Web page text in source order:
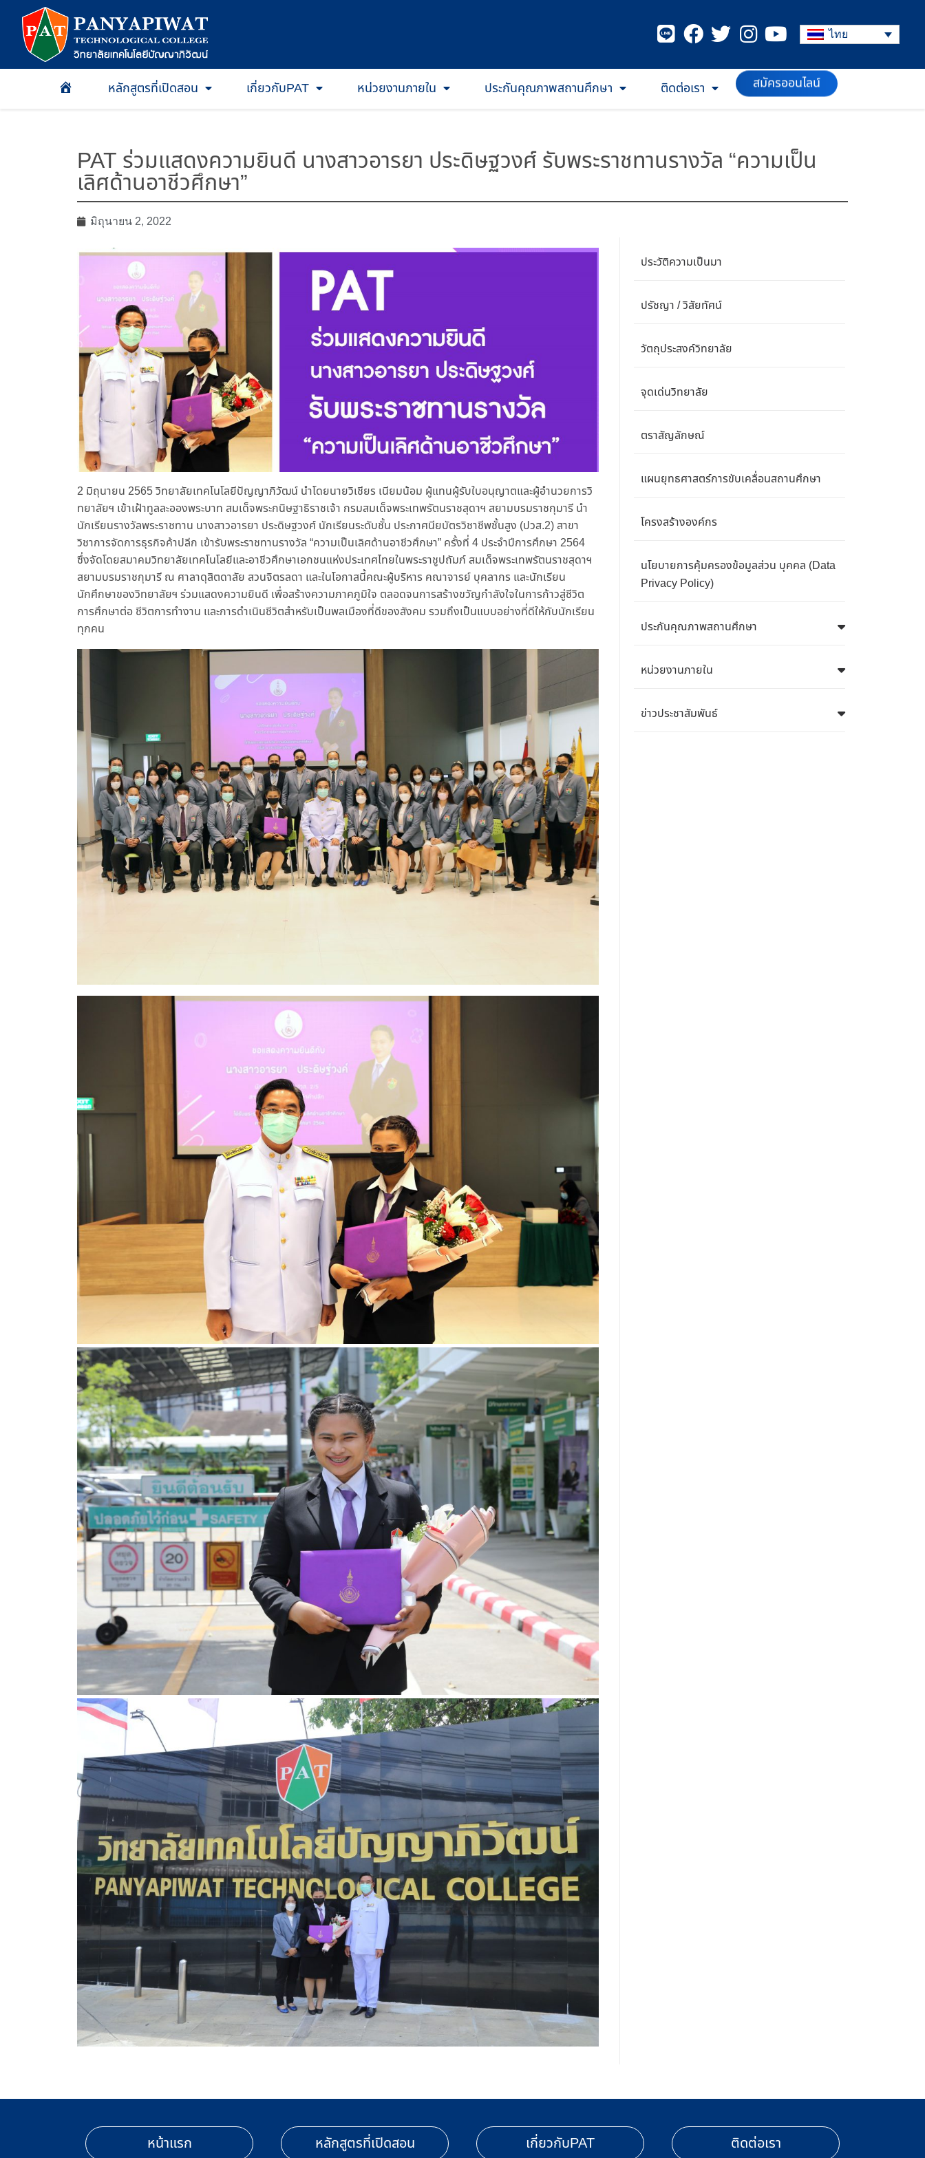
ไทย
หน้าเเรก
หลักสูตรที่เปิดสอน เกี่ยวกับPAT หน่วยงานภายใน ประกันคุณภาพสถานศึกษา ติดต่อเรา
สมัครออนไลน์
PAT ร่วมแสดงความยินดี นางสาวอารยา ประดิษฐวงศ์ รับพระราชทานรางวัล “ความเป็น
เลิศด้านอาชีวศึกษา”
มิถุนายน 2, 2022
2 มิถุนายน 2565 วิทยาลัยเทคโนโลยีปัญญาภิวัฒน์ นำโดยนายวิเชียร เนียมน้อม ผู้แทนผู้รับใบอนุญาตและผู้อำนวยการวิ
ทยาลัยฯ เข้าเฝ้าทูลละอองพระบาท สมเด็จพระกนิษฐาธิราชเจ้า กรมสมเด็จพระเทพรัตนราชสุดาฯ สยามบรมราชกุมารี นำ
นักเรียนรางวัลพระราชทาน นางสาวอารยา ประดิษฐวงศ์ นักเรียนระดับชั้น ประกาศนียบัตรวิชาชีพชั้นสูง (ปวส.2) สาขา
วิชาการจัดการธุรกิจค้าปลีก เข้ารับพระราชทานรางวัล “ความเป็นเลิศด้านอาชีวศึกษา” ครั้งที่ 4 ประจำปีการศึกษา 2564
ซึ่งจัดโดยสมาคมวิทยาลัยเทคโนโลยีและอาชีวศึกษาเอกชนแห่งประเทศไทยในพระราชูปถัมภ์ สมเด็จพระเทพรัตนราชสุดาฯ
สยามบรมราชกุมารี ณ ศาลาดุสิตดาลัย สวนจิตรลดา และในโอกาสนี้คณะผู้บริหาร คณาจารย์ บุคลากร และนักเรียน
นักศึกษาของวิทยาลัยฯ ร่วมแสดงความยินดี เพื่อสร้างความภาคภูมิใจ ตลอดจนการสร้างขวัญกำลังใจในการก้าวสู่ชีวิต
การศึกษาต่อ ชีวิตการทำงาน และการดำเนินชีวิตสำหรับเป็นพลเมืองที่ดีของสังคม รวมถึงเป็นแบบอย่างที่ดีให้กับนักเรียน
ทุกคน
ประวัติความเป็นมา
ปรัชญา / วิสัยทัศน์
วัตถุประสงค์วิทยาลัย
จุดเด่นวิทยาลัย
ตราสัญลักษณ์
แผนยุทธศาสตร์การขับเคลื่อนสถานศึกษา
โครงสร้างองค์กร
นโยบายการคุ้มครองข้อมูลส่วน บุคคล (Data
Privacy Policy)
ประกันคุณภาพสถานศึกษา
หน่วยงานภายใน
ข่าวประชาสัมพันธ์
หน้าแรก หลักสูตรที่เปิดสอน เกี่ยวกับPAT ติดต่อเรา